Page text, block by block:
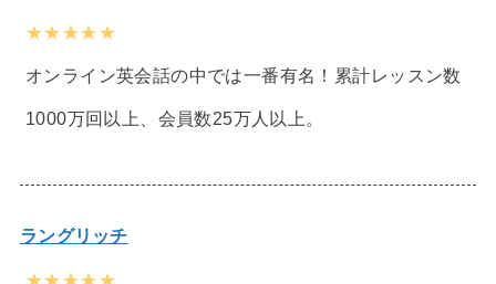
★★★★★
オンライン英会話の中では一番有名！累計レッスン数
1000万回以上、会員数25万人以上。
ラングリッチ
★★★★★